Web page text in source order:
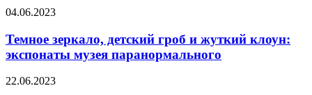
Милославский.
10
блюд
на
год
Темное
детский
гроб
и
клоун:
04.06.2023
Темное зеркало, детский гроб и жуткий клоун:
экспонаты музея паранормального
Тест
22.06.2023